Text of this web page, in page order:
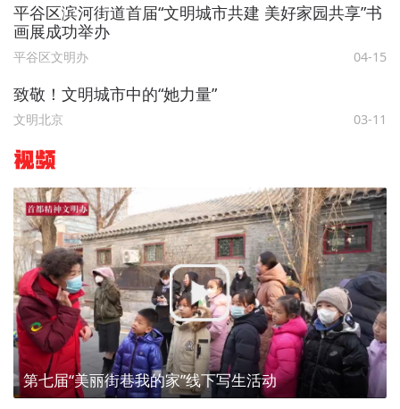
平谷区滨河街道首届“文明城市共建 美好家园共享”书
画展成功举办
平谷区文明办 04-15
致敬！文明城市中的“她力量”
文明北京 03-11
视频
第七届“美丽街巷我的家”线下写生活动